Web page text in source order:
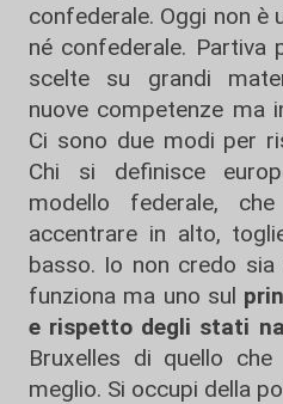
confederale. Oggi non è
né confederale. Partiva
scelte su grandi
nuove competenze ma
Ci sono due modi per
Chi si definisce
modello federale,
accentrare in alto,
basso. Io non credo
funziona ma uno sul
e rispetto degli stati
Bruxelles di quello
meglio. Si occupi della